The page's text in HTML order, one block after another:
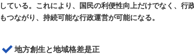
している。これにより、国民の利便性向上だけでなく、行
もつながり、持続可能な行政運営が可能になる。
地方創生と地域格差是正